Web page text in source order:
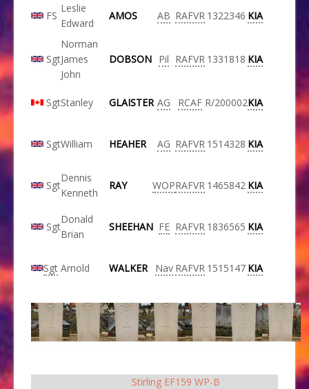
FS
Leslie
Edward
AMOS AB RAFVR 1322346 KIA
Sgt
Norman
James
John
DOBSON Pil RAFVR 1331818 KIA
SgtStanley GLAISTER AG RCAF R/200002KIA
SgtWilliam HEAHER AG RAFVR 1514328 KIA
Sgt
Dennis
Kenneth
RAY WOPRAFVR 1465842 KIA
Sgt
Donald
Brian
SHEEHAN FE RAFVR 1836565 KIA
Sgt Arnold WALKER Nav RAFVR 1515147 KIA
Stirling EF159 WP-B